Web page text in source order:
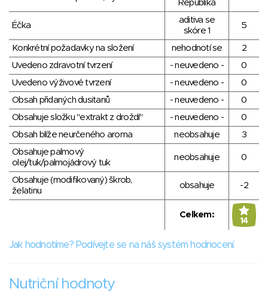
Republika
Éčka
aditiva se
skóre 1
5
Konkrétní požadavky na složení nehodnotí se
2
Uvedeno zdravotní tvrzení
- neuvedeno -
0
Uvedeno výživové tvrzení
- neuvedeno -
0
Obsah přidaných dusitanů
- neuvedeno -
0
Obsahuje složku "extrakt z droždí"
- neuvedeno -
0
Obsah blíže neurčeného aroma
neobsahuje
3
Obsahuje palmový
olej/tuk/palmojádrový tuk
neobsahuje 0
Obsahuje (modifikovaný) škrob,
želatinu
obsahuje -2
Celkem:
14
Jak hodnotíme? Podívejte se na náš systém hodnocení.
Nutriční hodnoty